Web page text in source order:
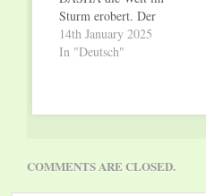
Wert auf den ganz
besonderen Look und
tun es mit
Sturm erobert. Der
Titeltrack ihres im
Februar
als „einer der
herausragendsten
14th January 2025
In "Deutsch"
COMMENTS ARE CLOSED.